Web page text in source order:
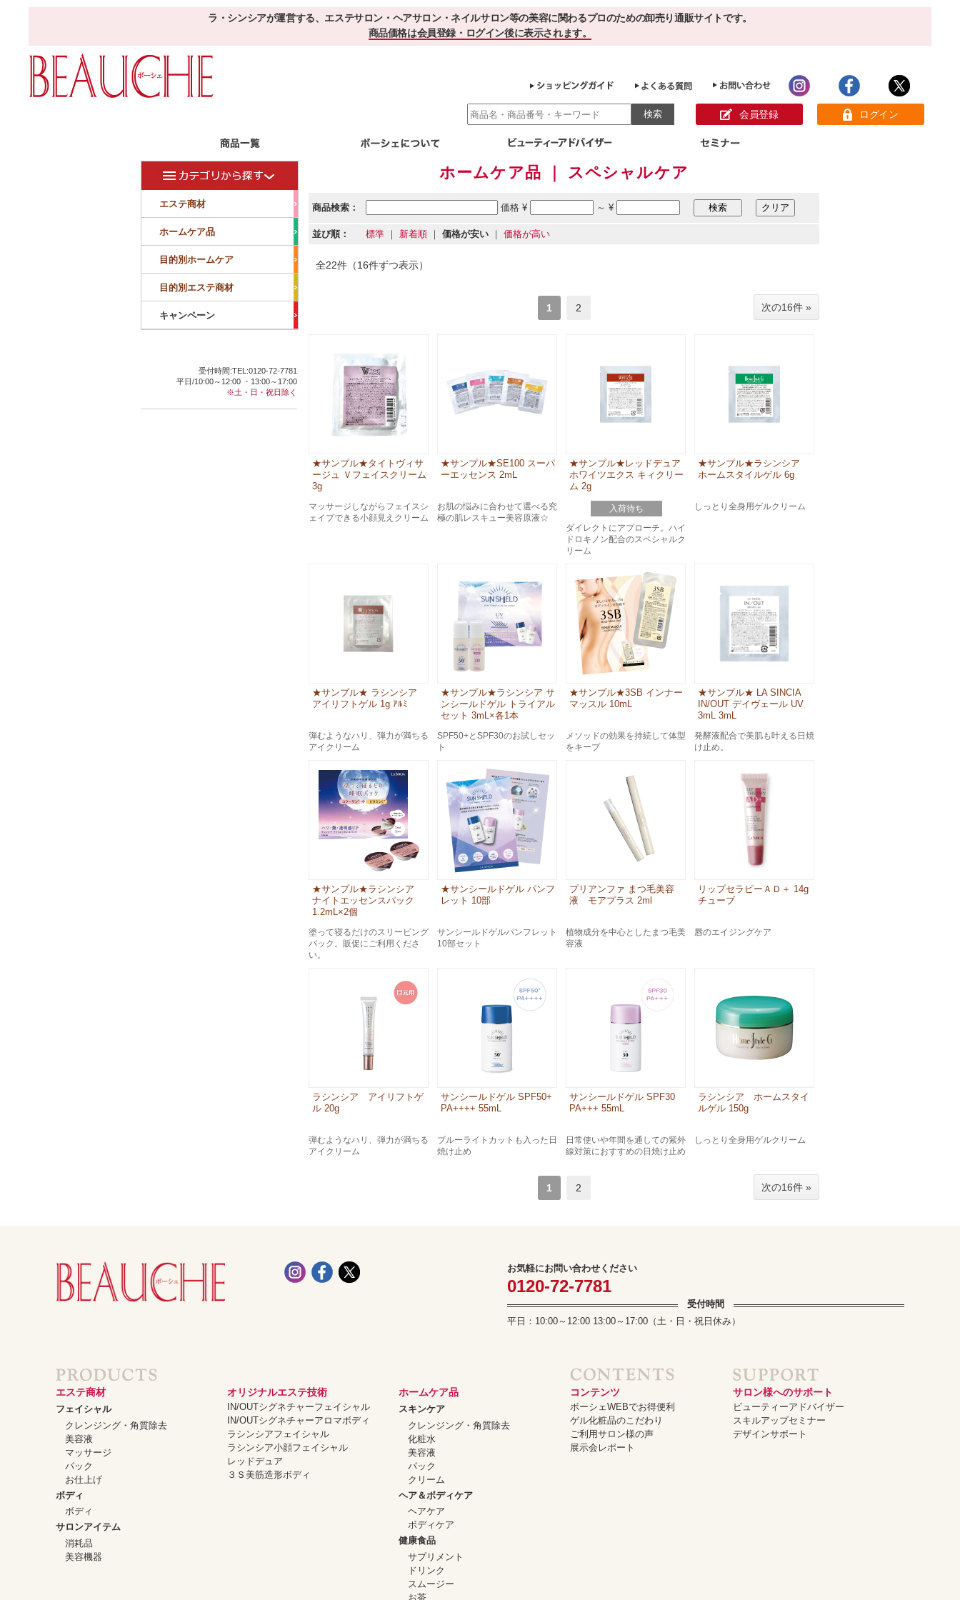
ラ・シンシアが運営する、エステサロン・ヘアサロン・ネイルサロン等の美容に関わるプロのための卸売り通販サイトです。
商品価格は会員登録・ログイン後に表示されます。
会員登録 ログイン
美容液 美白 小顔・痩顔
敏感・保湿 その他
ホームケア
スキンケア
クリーム
ヘアケア＆ボディケア
ドリンク
ベーシックスキンケア
メイク品 健康食品
ゲル化粧品のこだわり ご利用サロン様の声
エステ商材
ホームケア品
目的別ホームケア
目的別エステ商材
キャンペーン
受付時間:TEL:0120-72-7781
平日/10:00～12:00 ・13:00～17:00
※土・日・祝日除く
ホームケア品 ｜ スペシャルケア
商品検索： 価格 ¥ ～ ¥
並び順： 標準 ｜ 新着順 ｜ 価格が安い ｜ 価格が高い
全22件（16件ずつ表示）
1 2 次の16件 »
★サンプル★タイトヴィサ
ージュ Ｖフェイスクリーム
3g
マッサージしながらフェイスシ
ェイプできる小顔見えクリーム
★サンプル★SE100 スーパ
ーエッセンス 2mL
お肌の悩みに合わせて選べる究
極の肌レスキュー美容原液☆
★サンプル★レッドデュア
ホワイツエクス キィクリー
ム 2g
入荷待ち
ダイレクトにアプローチ。ハイ
ドロキノン配合のスペシャルク
リーム
★サンプル★ラシンシア
ホームスタイルゲル 6g
しっとり全身用ゲルクリーム
★サンプル★ ラシンシア
アイリフトゲル 1g ｱﾙﾐ
弾むようなハリ、弾力が満ちる
アイクリーム
★サンプル★ラシンシア サ
ンシールドゲル トライアル
セット 3mL×各1本
SPF50+とSPF30のお試しセッ
ト
★サンプル★3SB インナー
マッスル 10mL
メソッドの効果を持続して体型
をキープ
★サンプル★ LA SINCIA
IN/OUT デイヴェール UV
3mL 3mL
発酵液配合で美肌も叶える日焼
け止め。
★サンプル★ラシンシア
ナイトエッセンスパック
1.2mL×2個
塗って寝るだけのスリーピング
パック。販促にご利用くださ
い。
★サンシールドゲル パンフ
レット 10部
サンシールドゲルパンフレット
10部セット
プリアンファ まつ毛美容
液 モアプラス 2ml
植物成分を中心としたまつ毛美
容液
リップセラピーＡＤ＋ 14g
チューブ
唇のエイジングケア
ラシンシア アイリフトゲ
ル 20g
弾むようなハリ、弾力が満ちる
アイクリーム
サンシールドゲル SPF50+
PA++++ 55mL
ブルーライトカットも入った日
焼け止め
サンシールドゲル SPF30
PA+++ 55mL
日常使いや年間を通しての紫外
線対策におすすめの日焼け止め
ラシンシア ホームスタイ
ルゲル 150g
しっとり全身用ゲルクリーム
1 2 次の16件 »
お気軽にお問い合わせください
0120-72-7781
受付時間
平日：10:00～12:00 13:00～17:00（土・日・祝日休み）
エステ商材
フェイシャル
クレンジング・角質除去
美容液
マッサージ
パック
お仕上げ
ボディ
ボディ
サロンアイテム
消耗品
美容機器
オリジナルエステ技術
IN/OUTシグネチャーフェイシャル
IN/OUTシグネチャーアロマボディ
ラシンシアフェイシャル
ラシンシア小顔フェイシャル
レッドデュア
３Ｓ美筋造形ボディ
ホームケア品
スキンケア
クレンジング・角質除去
化粧水
美容液
パック
クリーム
ヘア＆ボディケア
ヘアケア
ボディケア
健康食品
サプリメント
ドリンク
スムージー
お茶
コンテンツ
ボーシェWEBでお得便利
ゲル化粧品のこだわり
ご利用サロン様の声
展示会レポート
サロン様へのサポート
ビューティーアドバイザー
スキルアップセミナー
デザインサポート